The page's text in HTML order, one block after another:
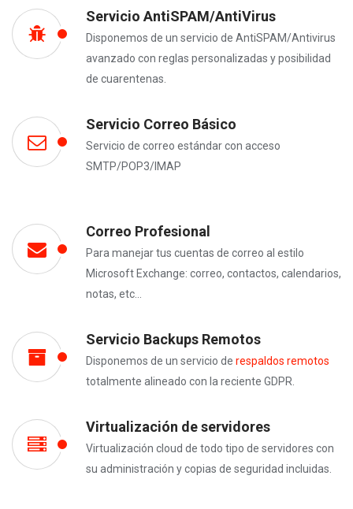
Servicio AntiSPAM/AntiVirus
Disponemos de un servicio de AntiSPAM/Antivirus
avanzado con reglas personalizadas y posibilidad
de cuarentenas.
Servicio Correo Básico
Servicio de correo estándar con acceso
SMTP/POP3/IMAP
Correo Profesional
Para manejar tus cuentas de correo al estilo
Microsoft Exchange: correo, contactos, calendarios,
notas, etc...
Servicio Backups Remotos
Disponemos de un servicio de respaldos remotos
totalmente alineado con la reciente GDPR.
Virtualización de servidores
Virtualización cloud de todo tipo de servidores con
su administración y copias de seguridad incluidas.